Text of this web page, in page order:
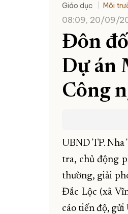
Giáo dục Môi
08:09, 20/09/
Đôn
Dự án
Công
UBND TP.
tra, chủ động
thường, giải
Đắc Lộc (xã
cáo tiến độ,